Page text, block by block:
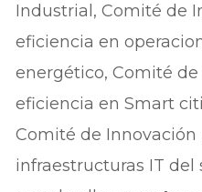
Industrial, Comité de
eficiencia en
energético, Comité
eficiencia en Smart
Comité de Innovación
infraestructuras IT del